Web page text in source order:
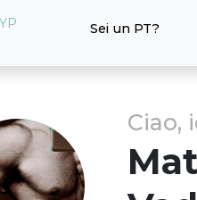
Sei un PT?
Ciao,